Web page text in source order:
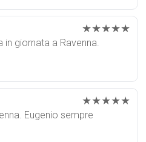
★★★★★
giornata a Ravenna.
★★★★★
Eugenio sempre